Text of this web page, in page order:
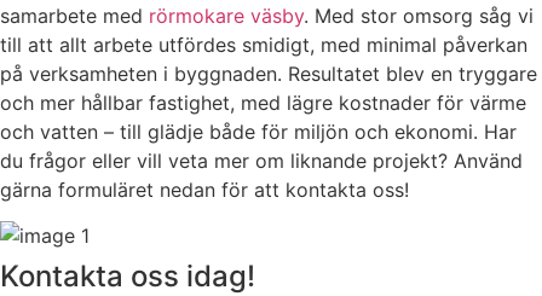
samarbete med rörmokare väsby. Med stor omsorg såg vi
till att allt arbete utfördes smidigt, med minimal påverkan
på verksamheten i byggnaden. Resultatet blev en tryggare
och mer hållbar fastighet, med lägre kostnader för värme
och vatten – till glädje både för miljön och ekonomi. Har
du frågor eller vill veta mer om liknande projekt? Använd
gärna formuläret nedan för att kontakta oss!
Kontakta oss idag!